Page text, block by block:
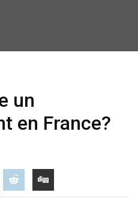
un
en France?